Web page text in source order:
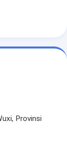
Provinsi